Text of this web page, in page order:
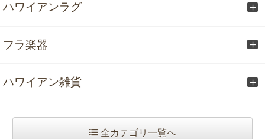
ハワイアンラグ
フラ楽器
ハワイアン雑貨
全カテゴリ一覧へ